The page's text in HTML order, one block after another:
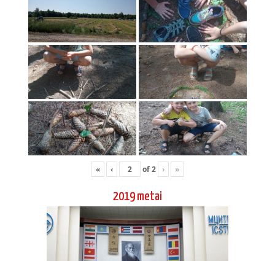
« ‹ of2 › »
2019 metai